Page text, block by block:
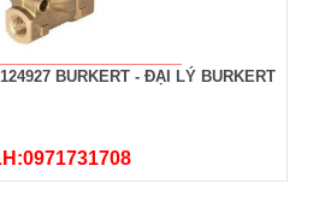
BURKERT - ĐẠI LÝ BURKERT